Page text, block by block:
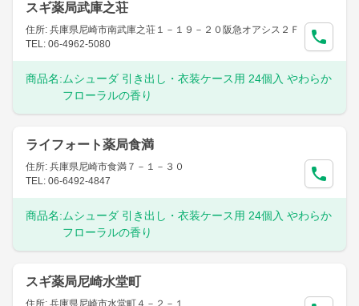
スギ薬局武庫之荘
住所: 兵庫県尼崎市南武庫之荘１－１９－２０阪急オアシス２Ｆ
TEL: 06-4962-5080
商品名: ムシューダ 引き出し・衣装ケース用 24個入 やわらか
フローラルの香り
ライフォート薬局食満
住所: 兵庫県尼崎市食満７－１－３０
TEL: 06-6492-4847
商品名: ムシューダ 引き出し・衣装ケース用 24個入 やわらか
フローラルの香り
スギ薬局尼崎水堂町
住所: 兵庫県尼崎市水堂町４－２－１